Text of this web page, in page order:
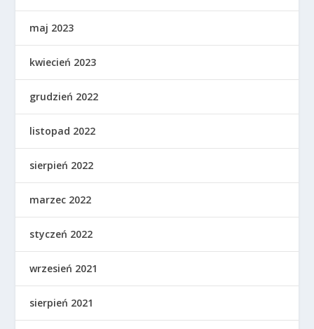
maj 2023
kwiecień 2023
grudzień 2022
listopad 2022
sierpień 2022
marzec 2022
styczeń 2022
wrzesień 2021
sierpień 2021